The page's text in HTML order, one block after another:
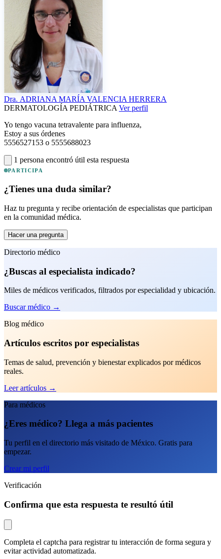
Dra. ADRIANA MARÍA VALENCIA HERRERA
DERMATOLOGÍA PEDIÁTRICA Ver perfil
Yo tengo vacuna tetravalente para influenza,
Estoy a sus órdenes
5556527153 o 5555688023
1 persona encontró útil esta respuesta
PARTICIPA
¿Tienes una duda similar?
Haz tu pregunta y recibe orientación de especialistas que participan
en la comunidad médica.
Hacer una pregunta
Directorio médico
¿Buscas al especialista indicado?
Miles de médicos verificados, filtrados por especialidad y ubicación.
Buscar médico →
Blog médico
Artículos escritos por especialistas
Temas de salud, prevención y bienestar explicados por médicos
reales.
Leer artículos →
Para médicos
¿Eres médico? Llega a más pacientes
Tu perfil en el directorio más visitado de México. Gratis para
empezar.
Crear mi perfil
Verificación
Confirma que esta respuesta te resultó útil
Completa el captcha para registrar tu interacción de forma segura y
evitar actividad automatizada.